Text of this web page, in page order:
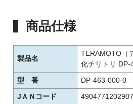
商品仕様
製品名
TERAMOTO（
化チリトリ
型 番
DP-463-000-0
JＡＮコード
4904771202907